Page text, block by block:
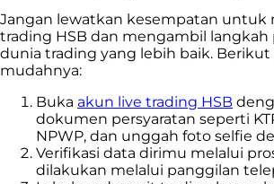
Jangan lewatkan kesempatan untuk
trading HSB dan mengambil
dunia trading yang lebih baik. Berikut
mudahnya:
Buka akun live trading HSB
dokumen persyaratan seperti
NPWP, dan unggah foto selfie
Verifikasi data dirimu melalui
dilakukan melalui panggilan